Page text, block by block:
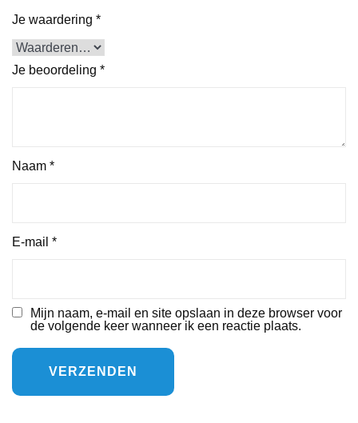
Je waardering *
Je beoordeling *
Naam *
E-mail *
Mijn naam, e-mail en site opslaan in deze browser voor
de volgende keer wanneer ik een reactie plaats.